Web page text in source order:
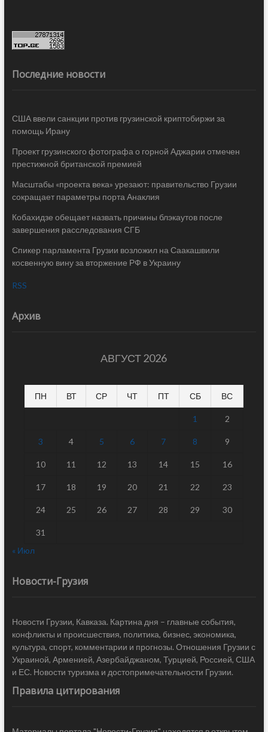
Последние новости
США ввели санкции против грузинской криптобиржи за
помощь Ирану
Проект грузинского фотографа о горной Аджарии отмечен
престижной британской премией
Масштабы «проекта века» урезают: правительство Грузии
сокращает параметры порта Анаклия
Кобахидзе обещает назвать причины блэкаутов после
завершения расследования СГБ
Спикер парламента Грузии возложил на Саакашвили
косвенную вину за вторжение РФ в Украину
RSS
Архив
АВГУСТ 2026
ПН ВТ СР ЧТ ПТ СБ ВС
1 2
3 4 5 6 7 8 9
10 11 12 13 14 15 16
17 18 19 20 21 22 23
24 25 26 27 28 29 30
31
« Июл
Новости-Грузия
Новости Грузии, Кавказа. Картина дня – главные события,
конфликты и происшествия, политика, бизнес, экономика,
культура, спорт, комментарии и прогнозы. Отношения Грузии с
Украиной, Арменией, Азербайджаном, Турцией, Россией, США
и ЕС. Новости туризма и достопримечательности Грузии.
Правила цитирования